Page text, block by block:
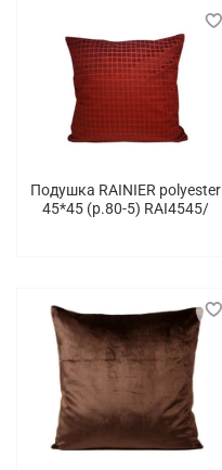
Подушка RAINIER polyester
45*45 (p.80-5) RAI4545/